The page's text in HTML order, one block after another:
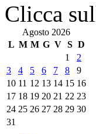
Clicca
Agosto 2026
L M M G V S D
1
2
3
4 5 6 7 8
9
10 11 12 13 14 15 16
17 18 19 20 21 22 23
24 25 26 27 28 29 30
31